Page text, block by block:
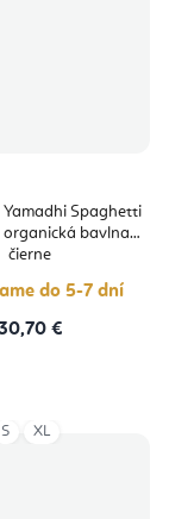
Yamadhi Spaghetti
organická bavlna
čierne
do 5-7 dní
€
S XL